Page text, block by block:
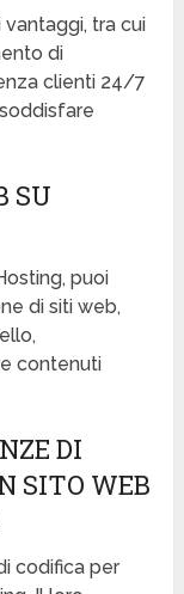
tra cui
di
clienti 24/7
SU
puoi
di siti web,
contenuti
DI
SITO WEB
codifica per